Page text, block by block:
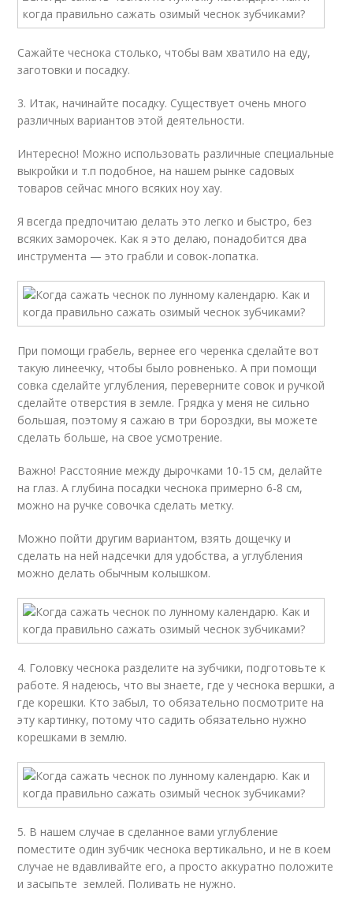
Сажайте чеснока столько, чтобы вам хватило на еду,
заготовки и посадку.
3. Итак, начинайте посадку. Существует очень много
различных вариантов этой деятельности.
Интересно! Можно использовать различные специальные
выкройки и т.п подобное, на нашем рынке садовых
товаров сейчас много всяких ноу хау.
Я всегда предпочитаю делать это легко и быстро, без
всяких заморочек. Как я это делаю, понадобится два
инструмента — это грабли и совок-лопатка.
При помощи грабель, вернее его черенка сделайте вот
такую линеечку, чтобы было ровненько. А при помощи
совка сделайте углубления, переверните совок и ручкой
сделайте отверстия в земле. Грядка у меня не сильно
большая, поэтому я сажаю в три бороздки, вы можете
сделать больше, на свое усмотрение.
Важно! Расстояние между дырочками 10-15 см, делайте
на глаз. А глубина посадки чеснока примерно 6-8 см,
можно на ручке совочка сделать метку.
Можно пойти другим вариантом, взять дощечку и
сделать на ней надсечки для удобства, а углубления
можно делать обычным колышком.
4. Головку чеснока разделите на зубчики, подготовьте к
работе. Я надеюсь, что вы знаете, где у чеснока вершки, а
где корешки. Кто забыл, то обязательно посмотрите на
эту картинку, потому что садить обязательно нужно
корешками в землю.
5. В нашем случае в сделанное вами углубление
поместите один зубчик чеснока вертикально, и не в коем
случае не вдавливайте его, а просто аккуратно положите
и засыпьте землей. Поливать не нужно.